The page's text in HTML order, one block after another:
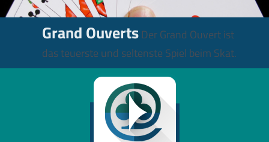
Grand OuvertsDer Grand Ouvert ist
das teuerste und seltenste Spiel beim Skat.